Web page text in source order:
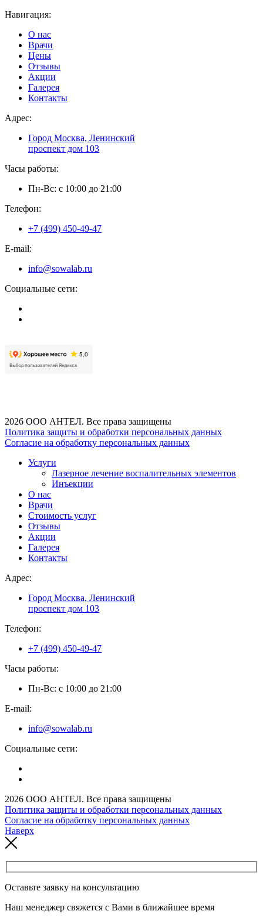
Навигация:
О нас
Врачи
Цены
Отзывы
Акции
Галерея
Контакты
Адрес:
Город Москва, Ленинский
проспект дом 103
Часы работы:
Пн-Вс: с 10:00 до 21:00
Телефон:
+7 (499) 450-49-47
E-mail:
info@sowalab.ru
Социальные сети:
2026 ООО АНТЕЛ. Все права защищены
Политика защиты и обработки персональных данных
Согласие на обработку персональных данных
Услуги
Лазерное лечение воспалительных элементов
Инъекции
О нас
Врачи
Стоимость услуг
Отзывы
Акции
Галерея
Контакты
Адрес:
Город Москва, Ленинский
проспект дом 103
Телефон:
+7 (499) 450-49-47
Часы работы:
Пн-Вс: с 10:00 до 21:00
E-mail:
info@sowalab.ru
Социальные сети:
2026 ООО АНТЕЛ. Все права защищены
Политика защиты и обработки персональных данных
Согласие на обработку персональных данных
Наверх
Оставьте заявку на консультацию
Наш менеджер свяжется с Вами в ближайшее время